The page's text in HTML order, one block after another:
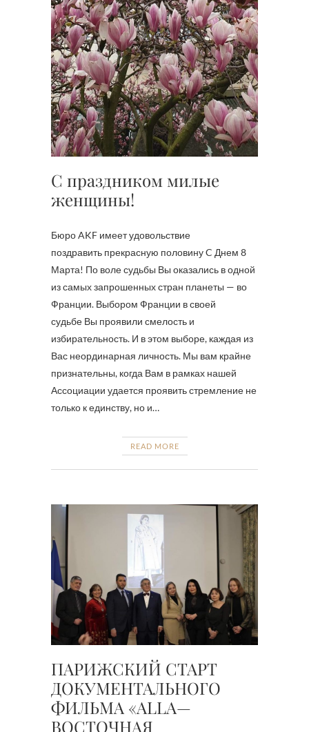
С праздником милые
женщины!
Бюро AKF имеет удовольствие
поздравить прекрасную половину C Днем 8
Марта! По воле судьбы Вы оказались в одной
из самых запрошенных стран планеты — во
Франции. Выбором Франции в своей
судьбе Вы проявили смелость и
избирательность. И в этом выборе, каждая из
Вас неординарная личность. Мы вам крайне
признательны, когда Вам в рамках нашей
Ассоциации удается проявить стремление не
только к единству, но и…
READ MORE
ПАРИЖСКИЙ СТАРТ
ДОКУМЕНТАЛЬНОГО
ФИЛЬМА «ALLA—
ВОСТОЧНАЯ